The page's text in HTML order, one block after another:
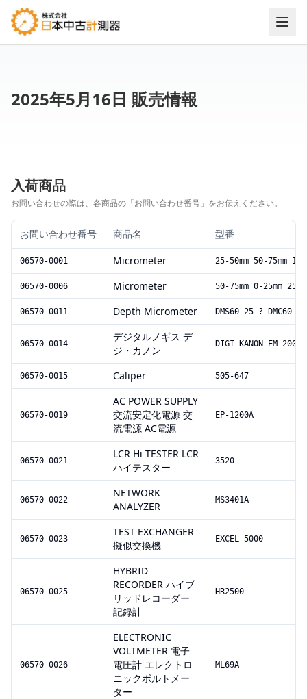
2025年5月16日 販売情報
入荷商品
お問い合わせの際は、各商品の「お問い合わせ番号」をお伝えください。
お問い合わせ番号 商品名 型番
06570-0001 Micrometer 25-50mm 50-75mm
06570-0006 Micrometer 50-75mm 0-25mm 25-
06570-0011 Depth Micrometer DMS60-25 ? DMC60-
06570-0014
デジタルノギス デ
ジ・カノン
DIGI KANON EM-2001
06570-0015 Caliper 505-647
06570-0019
AC POWER SUPPLY
交流安定化電源 交
流電源 AC電源
EP-1200A
06570-0021
LCR Hi TESTER LCR
ハイテスター
3520
06570-0022
NETWORK
ANALYZER
MS3401A
06570-0023
TEST EXCHANGER
擬似交換機
EXCEL-5000
06570-0025
HYBRID
RECORDER ハイブ
リッドレコーダー
記録計
HR2500
06570-0026
ELECTRONIC
VOLTMETER 電子
電圧計 エレクトロ
ニックボルトメー
ター
ML69A